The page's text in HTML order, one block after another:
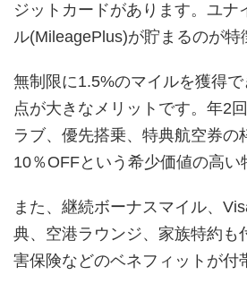
ジットカードがあります。ユナ
ル(MileagePlus)が貯まるのが特
無制限に1.5%のマイルを獲得
点が大きなメリットです。年2
ラブ、優先搭乗、特典航空券の
10％OFFという希少価値の高い
また、継続ボーナスマイル、
典、空港ラウンジ、家族特約も
害保険などのベネフィットが付